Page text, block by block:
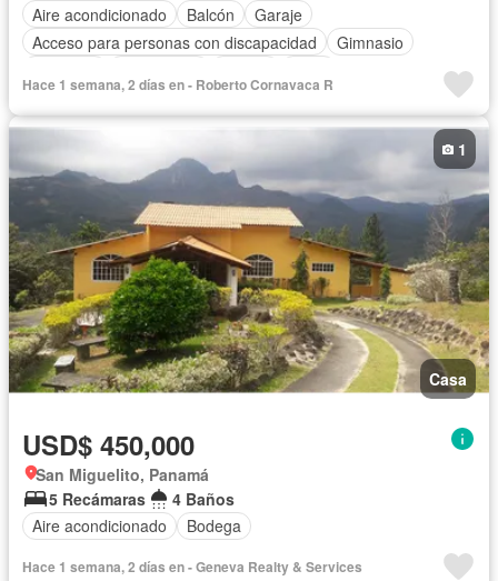
Aire acondicionado
Balcón
Garaje
Acceso para personas con discapacidad
Gimnasio
Hace 1 semana, 2 días en - Roberto Cornavaca R
Casa
1
USD$ 450,000
San Miguelito, Panamá
5 Recámaras
4 Baños
Aire acondicionado
Bodega
Hace 1 semana, 2 días en - Geneva Realty & Services